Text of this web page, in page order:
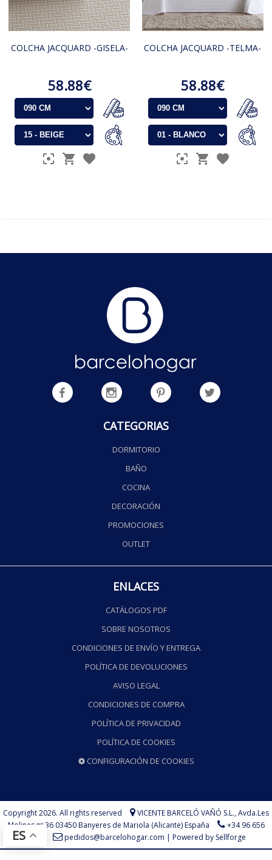
COLCHA JACQUARD -GISELA-
58.88€
COLCHA JACQUARD -TELMA-
58.88€
CATEGORIAS
DORMITORIO
BAÑO
COCINA
DECORACIÓN
PROMOCIONES
OUTLET
ENLACES
CATÁLOGOS PDF
SOBRE NOSOTROS
CONDICIONES DE ENVÍO Y ENTREGA
POLÍTICA DE DEVOLUCIONES
AVISO LEGAL
CONDICIONES DE COMPRA
POLÍTICA DE PRIVACIDAD
POLÍTICA DE COOKIES
CONFIGURACIÓN DE COOKIES
Copyright 2026. All rights reserved VICENTE BARCELÓ VAÑÓ S.L.,Avda.Les
Molines nº 36 03450 Banyeres de Mariola (Alicante) España
+34 96 656
73 75
pedidos@barcelohogar.com | Powered by Sellforge
ES